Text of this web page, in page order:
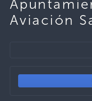
Aviación